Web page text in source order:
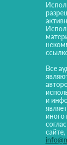
Все
и
иного